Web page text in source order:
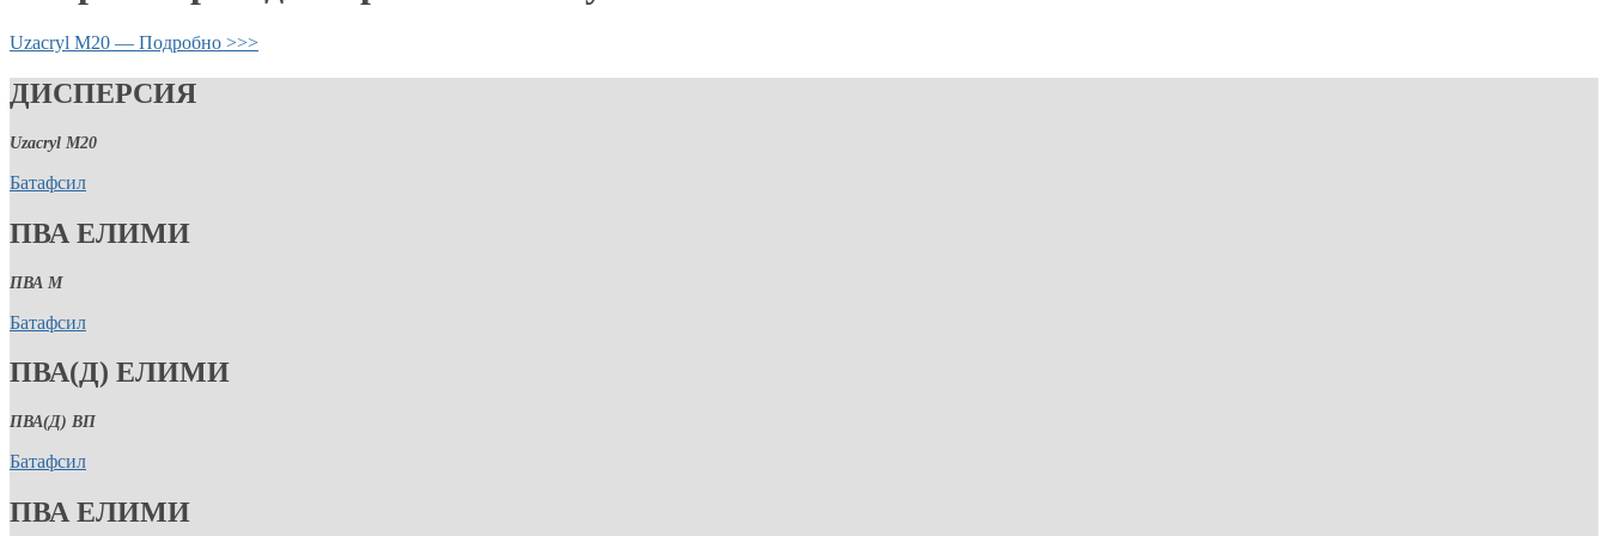
Uzacryl M20 — Подробно >>>
ДИСПЕРСИЯ
Uzacryl M20
Батафсил
ПВА ЕЛИМИ
ПВА М
Батафсил
ПВА(Д) ЕЛИМИ
ПВА(Д) ВП
Батафсил
ПВА ЕЛИМИ